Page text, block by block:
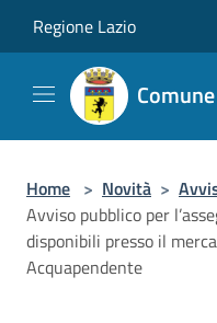
Regione Lazio
Home > Novità >
Avviso pubblico per
disponibili presso il
Acquapendente